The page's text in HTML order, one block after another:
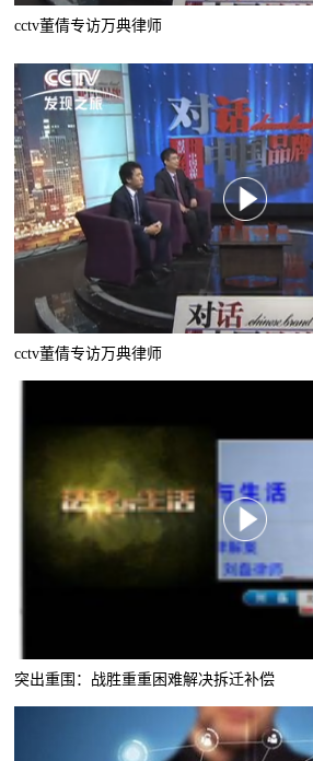
cctv董倩专访万典律师
cctv董倩专访万典律师
突出重围：战胜重重困难解决拆迁补偿